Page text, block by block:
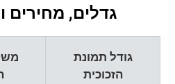
גדלים, מחירים
גודל תמונת
הזכוכית